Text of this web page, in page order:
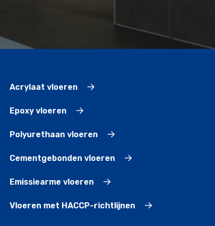
Acrylaat vloeren
Epoxy vloeren
Polyurethaan vloeren
Cementgebonden vloeren
Emissiearme vloeren
Vloeren met HACCP-richtlijnen